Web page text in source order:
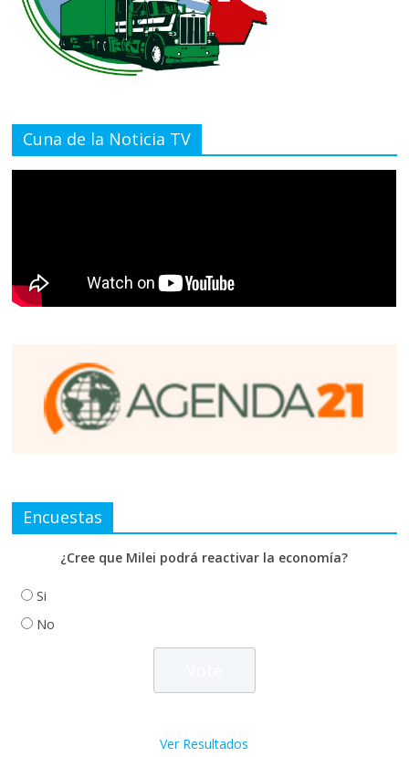
Cuna de la Noticia TV
Encuestas
¿Cree que Milei podrá reactivar la economía?
Si
No
Ver Resultados